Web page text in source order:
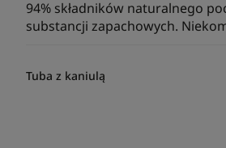
94% składników naturalnego
substancji zapachowych.
Tuba z kaniulą